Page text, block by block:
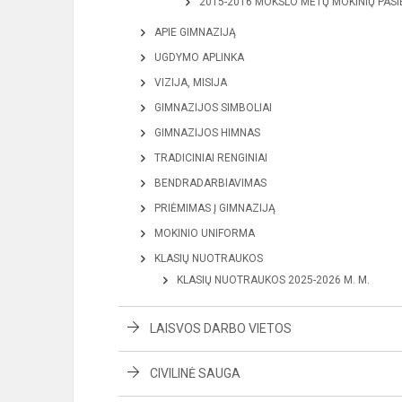
APIE GIMNAZIJĄ
UGDYMO APLINKA
VIZIJA, MISIJA
GIMNAZIJOS SIMBOLIAI
GIMNAZIJOS HIMNAS
TRADICINIAI RENGINIAI
BENDRADARBIAVIMAS
PRIĖMIMAS Į GIMNAZIJĄ
MOKINIO UNIFORMA
KLASIŲ NUOTRAUKOS
KLASIŲ NUOTRAUKOS 2025-2026 M. M.
LAISVOS DARBO VIETOS
CIVILINĖ SAUGA